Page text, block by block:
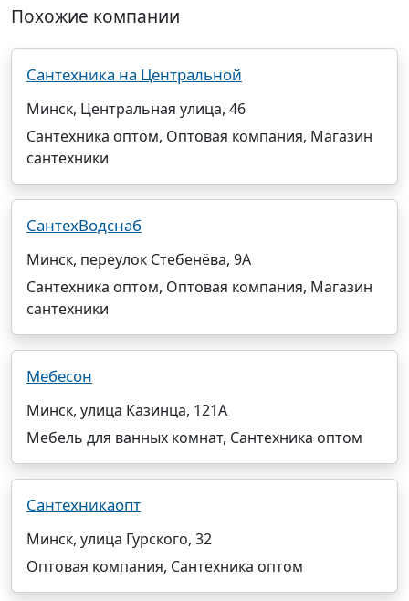
Похожие компании
Сантехника на Центральной
Минск, Центральная улица, 46
Сантехника оптом, Оптовая компания, Магазин
сантехники
СантехВодснаб
Минск, переулок Стебенёва, 9А
Сантехника оптом, Оптовая компания, Магазин
сантехники
Мебесон
Минск, улица Казинца, 121А
Мебель для ванных комнат, Сантехника оптом
Сантехникаопт
Минск, улица Гурского, 32
Оптовая компания, Сантехника оптом